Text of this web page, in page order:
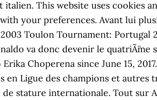
This website uses cookies
your preferences. Avant lui
Toulon Tournament: Portugal
va donc devenir le
Choperena since June 15,
Ligue des champions et autres
stature internationale. Tout sur